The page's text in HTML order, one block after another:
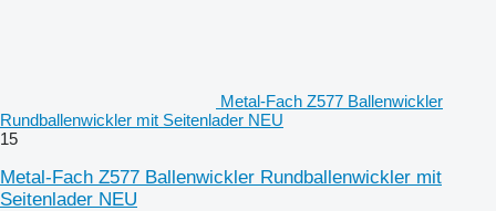
Metal-Fach Z577 Ballenwickler
Rundballenwickler mit Seitenlader NEU
15
Metal-Fach Z577 Ballenwickler Rundballenwickler mit
Seitenlader NEU